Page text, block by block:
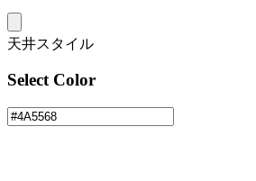
天井スタイル
Select Color